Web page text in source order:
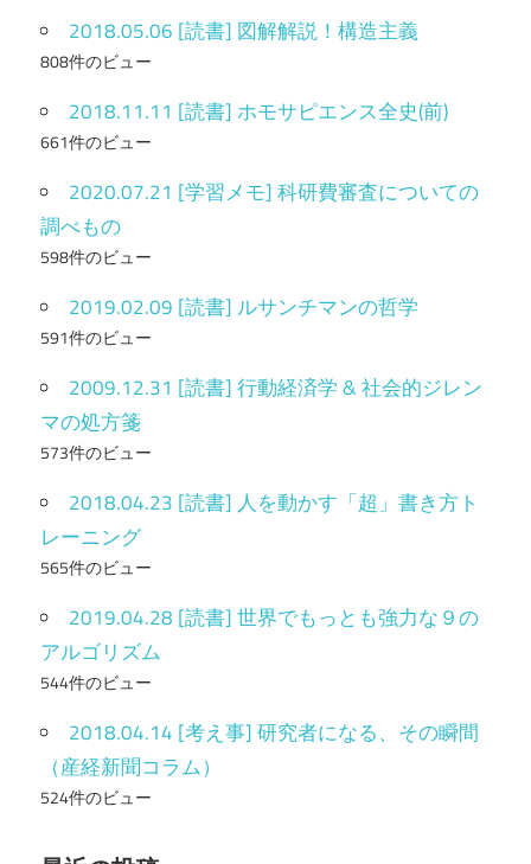
2018.05.06 [読書] 図解解説！構造主義
808件のビュー
2018.11.11 [読書] ホモサピエンス全史(前)
661件のビュー
2020.07.21 [学習メモ] 科研費審査についての
調べもの
598件のビュー
2019.02.09 [読書] ルサンチマンの哲学
591件のビュー
2009.12.31 [読書] 行動経済学 & 社会的ジレン
マの処方箋
573件のビュー
2018.04.23 [読書] 人を動かす「超」書き方ト
レーニング
565件のビュー
2019.04.28 [読書] 世界でもっとも強力な９の
アルゴリズム
544件のビュー
2018.04.14 [考え事] 研究者になる、その瞬間
（産経新聞コラム）
524件のビュー